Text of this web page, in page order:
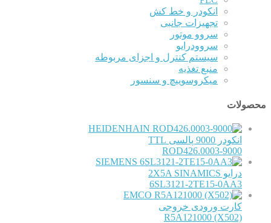
انکودر و خط کش
تجهیزات جانبی
سروو موتور
سروودرایو
سیستم کنترل و اجزای مربوطه
منبع تغذیه
میکروسوییچ و سنسور
محصولات
HEIDENHAIN
انکودر 9000 پالسی TTL
ROD426.0003-9000
SIEMENS
درایو 2X5A SINAMICS
6SL3121-2TE15-0AA3
EMCO
کارت ورودی خروجی
R5A121000 (X502)